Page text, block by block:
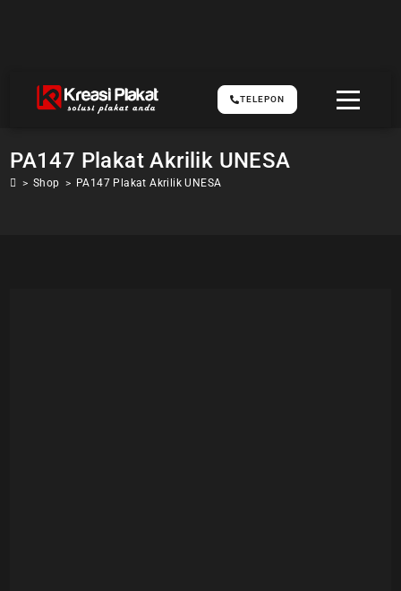
TELEPON
PA147 Plakat Akrilik UNESA
> Shop > PA147 Plakat Akrilik UNESA